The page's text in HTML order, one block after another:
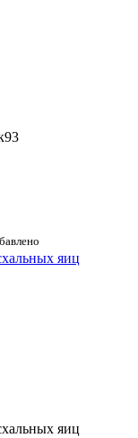
яиц
яиц